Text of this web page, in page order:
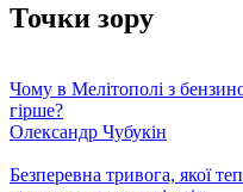
Точки зору
Чому в Мелітополі з
гірше?
Олександр Чубукін
Безперевна тривога, якої